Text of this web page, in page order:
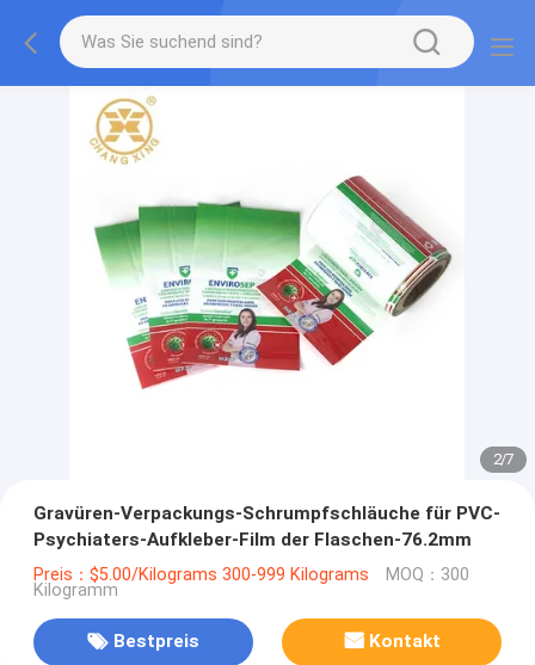
2/7
Gravüren-Verpackungs-Schrumpfschläuche für PVC-
Psychiaters-Aufkleber-Film der Flaschen-76.2mm
Preis：$5.00/Kilograms 300-999 Kilograms MOQ：300
Kilogramm
Bestpreis Kontakt